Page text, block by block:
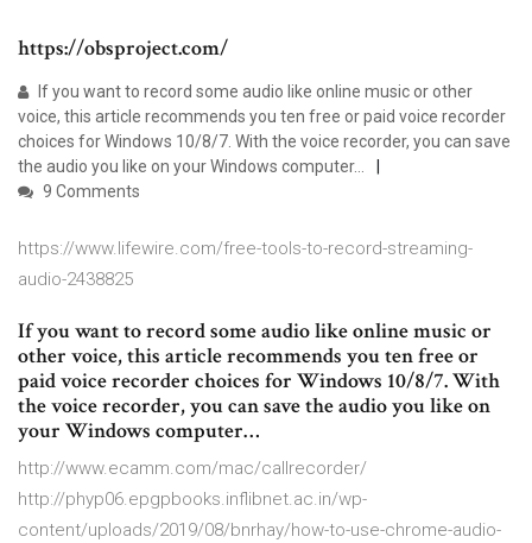
https://obsproject.com/
If you want to record some audio like online music or other
voice, this article recommends you ten free or paid voice recorder
choices for Windows 10/8/7. With the voice recorder, you can save
the audio you like on your Windows computer…
9 Comments
https://www.lifewire.com/free-tools-to-record-streaming-
audio-2438825
If you want to record some audio like online music or
other voice, this article recommends you ten free or
paid voice recorder choices for Windows 10/8/7. With
the voice recorder, you can save the audio you like on
your Windows computer…
http://www.ecamm.com/mac/callrecorder/
http://phyp06.epgpbooks.inflibnet.ac.in/wp-
content/uploads/2019/08/bnrhay/how-to-use-chrome-audio-